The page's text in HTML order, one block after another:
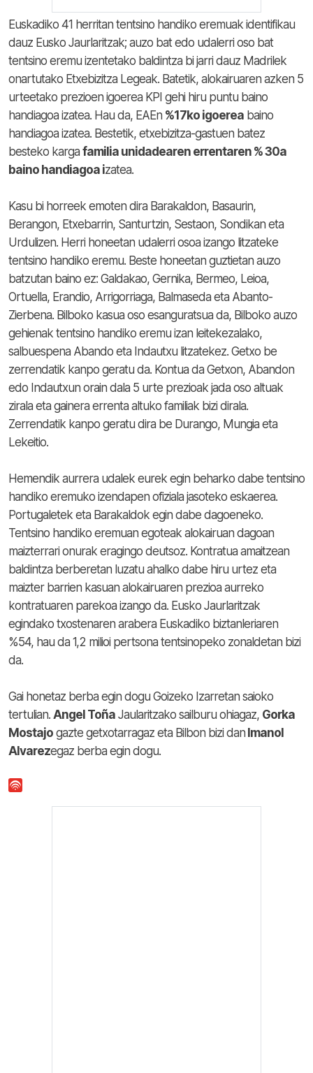
Euskadiko 41 herritan tentsino handiko eremuak identifikau
dauz Eusko Jaurlaritzak; auzo bat edo udalerri oso bat
tentsino eremu izentetako baldintza bi jarri dauz Madrilek
onartutako Etxebizitza Legeak. Batetik, alokairuaren azken 5
urteetako prezioen igoerea KPI gehi hiru puntu baino
handiagoa izatea. Hau da, EAEn %17ko igoerea baino
handiagoa izatea. Bestetik, etxebizitza-gastuen batez
besteko karga familia unidadearen errentaren % 30a
baino handiagoa izatea.
Kasu bi horreek emoten dira Barakaldon, Basaurin,
Berangon, Etxebarrin, Santurtzin, Sestaon, Sondikan eta
Urdulizen. Herri honeetan udalerri osoa izango litzateke
tentsino handiko eremu. Beste honeetan guztietan auzo
batzutan baino ez: Galdakao, Gernika, Bermeo, Leioa,
Ortuella, Erandio, Arrigorriaga, Balmaseda eta Abanto-
Zierbena. Bilboko kasua oso esanguratsua da, Bilboko auzo
gehienak tentsino handiko eremu izan leitekezalako,
salbuespena Abando eta Indautxu litzatekez. Getxo be
zerrendatik kanpo geratu da. Kontua da Getxon, Abandon
edo Indautxun orain dala 5 urte prezioak jada oso altuak
zirala eta gainera errenta altuko familiak bizi dirala.
Zerrendatik kanpo geratu dira be Durango, Mungia eta
Lekeitio.
Hemendik aurrera udalek eurek egin beharko dabe tentsino
handiko eremuko izendapen ofiziala jasoteko eskaerea.
Portugaletek eta Barakaldok egin dabe dagoeneko.
Tentsino handiko eremuan egoteak alokairuan dagoan
maizterrari onurak eragingo deutsoz. Kontratua amaitzean
baldintza berberetan luzatu ahalko dabe hiru urtez eta
maizter barrien kasuan alokairuaren prezioa aurreko
kontratuaren parekoa izango da. Eusko Jaurlaritzak
egindako txostenaren arabera Euskadiko biztanleriaren
%54, hau da 1,2 milioi pertsona tentsinopeko zonaldetan bizi
da.
Gai honetaz berba egin dogu Goizeko Izarretan saioko
tertulian. Angel Toña Jaularitzako sailburu ohiagaz, Gorka
Mostajo gazte getxotarragaz eta Bilbon bizi dan Imanol
Alvarezegaz berba egin dogu.